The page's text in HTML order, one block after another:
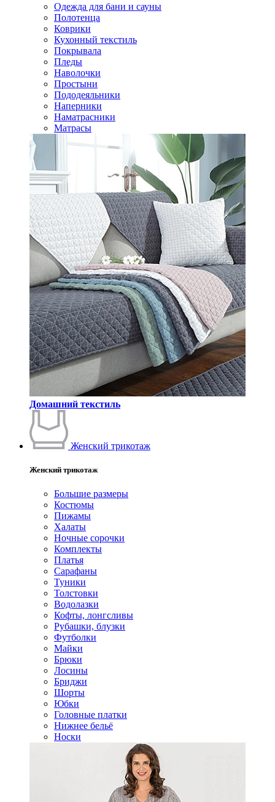
Одежда для бани и сауны
Полотенца
Коврики
Кухонный текстиль
Покрывала
Пледы
Наволочки
Простыни
Пододеяльники
Наперники
Наматрасники
Матрасы
Домашний текстиль
Женский трикотаж
Женский трикотаж
Большие размеры
Костюмы
Пижамы
Халаты
Ночные сорочки
Комплекты
Платья
Сарафаны
Туники
Толстовки
Водолазки
Кофты, лонгсливы
Рубашки, блузки
Футболки
Майки
Брюки
Лосины
Бриджи
Шорты
Юбки
Головные платки
Нижнее бельё
Носки